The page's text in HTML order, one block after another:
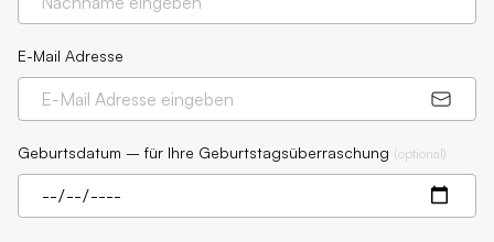
E-Mail Adresse
Geburtsdatum – für Ihre Geburtstagsüberraschung (optional)